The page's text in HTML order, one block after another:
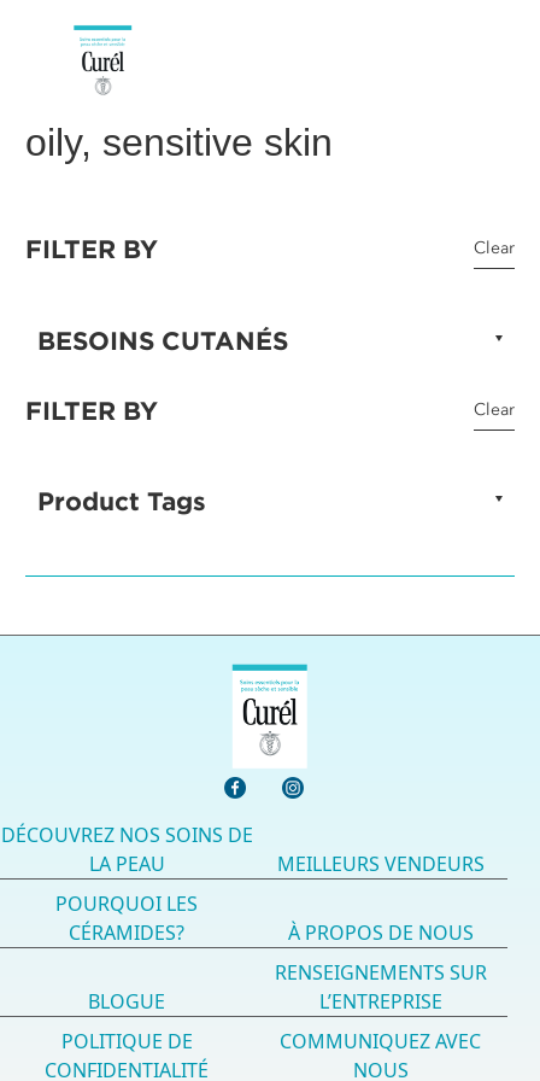
oily, sensitive skin
FILTER BY Clear
Product Tags
FILTER BY Clear
BESOINS CUTANÉS
DÉCOUVREZ NOS SOINS DE
LA PEAU
MEILLEURS VENDEURS
POURQUOI LES
CÉRAMIDES?
À PROPOS DE NOUS
BLOGUE
RENSEIGNEMENTS SUR
L’ENTREPRISE
POLITIQUE DE
CONFIDENTIALITÉ
COMMUNIQUEZ AVEC
NOUS